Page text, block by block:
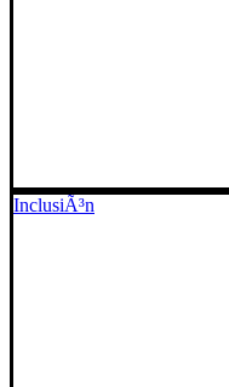
InclusiÃ³n